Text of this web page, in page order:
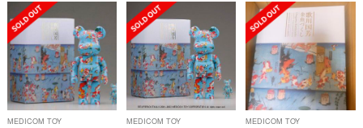
MEDICOM TOY MEDICOM TOY MEDICOM TOY